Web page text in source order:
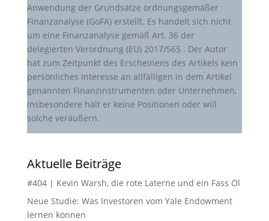
Anwendung der Grundsätze ordnungsgemäßer
Finanzanalyse (GoFA) erstellt. Es handelt sich nicht
um eine Finanzanalyse gemäß Art. 36 der
delegierten Verordnung (EU) 2017/565 . Der Autor
hat zum Zeitpunkt des Erscheinens des Artikels kein
persönliches Interesse an allfälligen in dem Artikel
genannten Finanzinstrumenten oder Unternehmen,
insbesondere hält er keine Positionen oder will
solche veräußern.
Aktuelle Beiträge
#404 | Kevin Warsh, die rote Laterne und ein Fass Öl
Neue Studie: Was Investoren vom Yale Endowment
lernen können